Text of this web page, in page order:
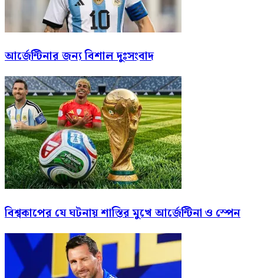
আর্জেন্টিনার জন্য বিশাল দুঃসংবাদ
বিশ্বকাপের যে ঘটনায় শাস্তির মুখে আর্জেন্টিনা ও স্পেন